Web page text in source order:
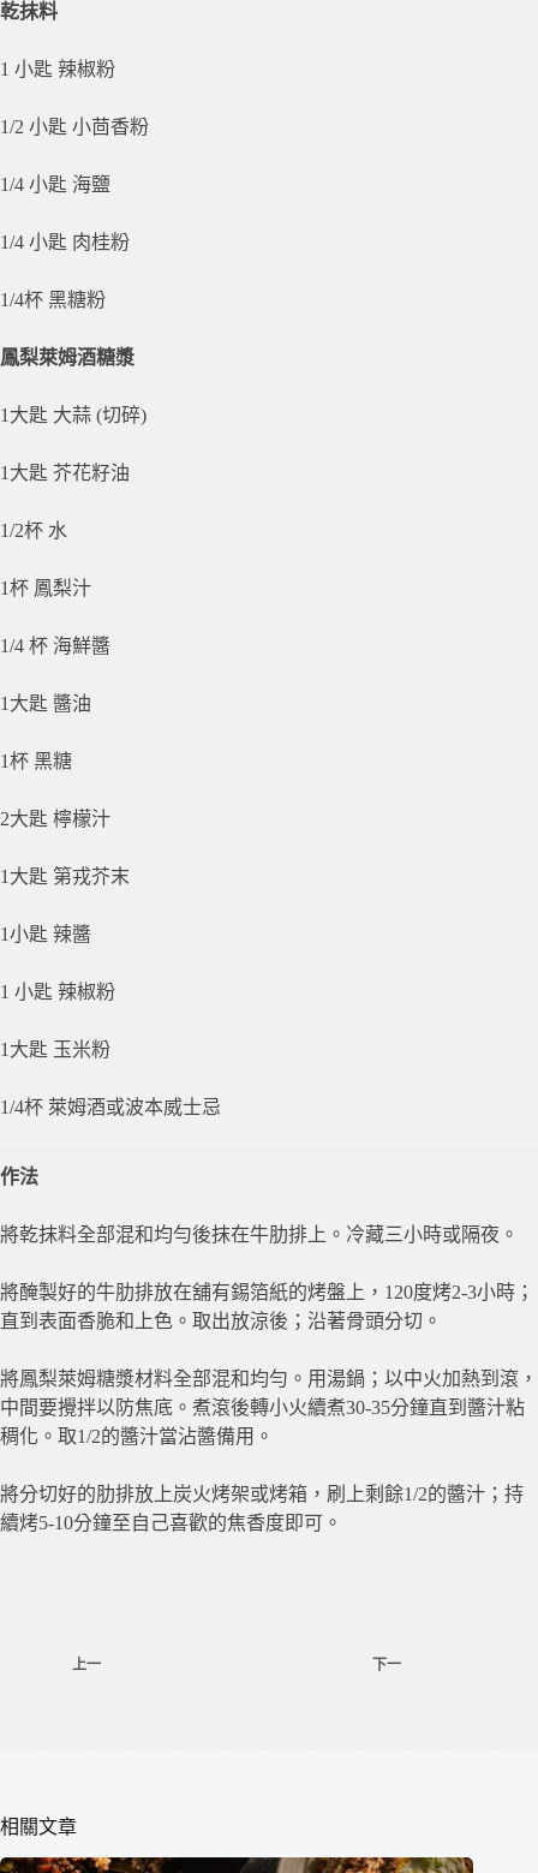
乾抹料
1 小匙 辣椒粉
1/2 小匙 小茴香粉
1/4 小匙 海鹽
1/4 小匙 肉桂粉
1/4杯 黑糖粉
鳳梨萊姆酒糖漿
1大匙 大蒜 (切碎)
1大匙 芥花籽油
1/2杯 水
1杯 鳳梨汁
1/4 杯 海鮮醬
1大匙 醬油
1杯 黑糖
2大匙 檸檬汁
1大匙 第戎芥末
1小匙 辣醬
1 小匙 辣椒粉
1大匙 玉米粉
1/4杯 萊姆酒或波本威士忌
作法
將乾抹料全部混和均勻後抹在牛肋排上。冷藏三小時或隔夜。
將醃製好的牛肋排放在舖有錫箔紙的烤盤上，120度烤2-3小時；
直到表面香脆和上色。取出放涼後；沿著骨頭分切。
將鳳梨萊姆糖漿材料全部混和均勻。用湯鍋；以中火加熱到滾，
中間要攪拌以防焦底。煮滾後轉小火續煮30-35分鐘直到醬汁粘
稠化。取1/2的醬汁當沾醬備用。
將分切好的肋排放上炭火烤架或烤箱，刷上剩餘1/2的醬汁；持
續烤5-10分鐘至自己喜歡的焦香度即可。
上一 下一
相關文章